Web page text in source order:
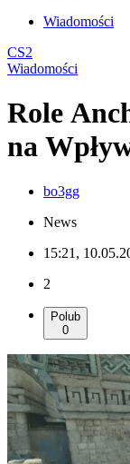
Wiadomości
CS2
Wiadomości
Role
na
bo3gg
News
15:21,
2
Polub
0